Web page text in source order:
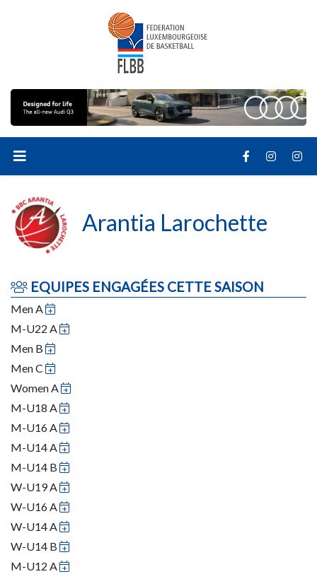
Arantia Larochette
EQUIPES ENGAGÉES CETTE SAISON
Men A
M-U22 A
Men B
Men C
Women A
M-U18 A
M-U16 A
M-U14 A
M-U14 B
W-U19 A
W-U16 A
W-U14 A
W-U14 B
M-U12 A